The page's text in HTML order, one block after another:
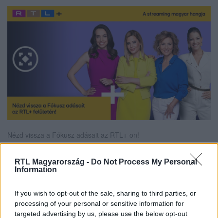
RTL Magyarország - Do Not Process My Personal
Information
If you wish to opt-out of the sale, sharing to third parties, or
processing of your personal or sensitive information for
targeted advertising by us, please use the below opt-out
Nézd vissza a Fókusz adásait az RTL+-on!